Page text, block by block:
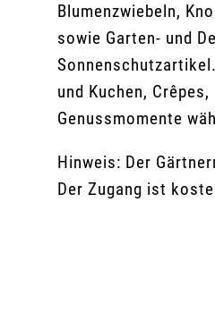
Blumenzwiebeln,
sowie Garten- und
und Kuchen,
Genussmomente
Hinweis: Der
Der Zugang ist